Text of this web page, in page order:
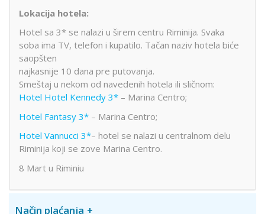
Lokacija hotela:
Hotel sa 3* se nalazi u širem centru Riminija. Svaka
soba ima TV, telefon i kupatilo. Tačan naziv hotela biće
saopšten
najkasnije 10 dana pre putovanja.
Smeštaj u nekom od navedenih hotela ili sličnom:
Hotel Hotel Kennedy 3* – Marina Centro;
Hotel Fantasy 3* – Marina Centro;
Hotel Vannucci 3*– hotel se nalazi u centralnom delu
Riminija koji se zove Marina Centro.
8 Mart u Riminiu
Način plaćanja